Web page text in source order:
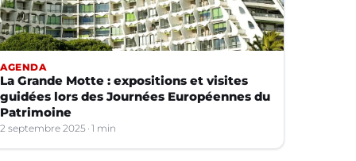
AGENDA
La Grande Motte : expositions et visites
guidées lors des Journées Européennes du
Patrimoine
2 septembre 2025 1 min